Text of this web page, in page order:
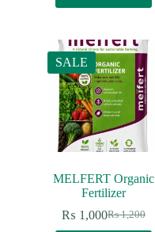
SALE
MELFERT Organic
Fertilizer
₨1,200
Original
₨ 1,000Current